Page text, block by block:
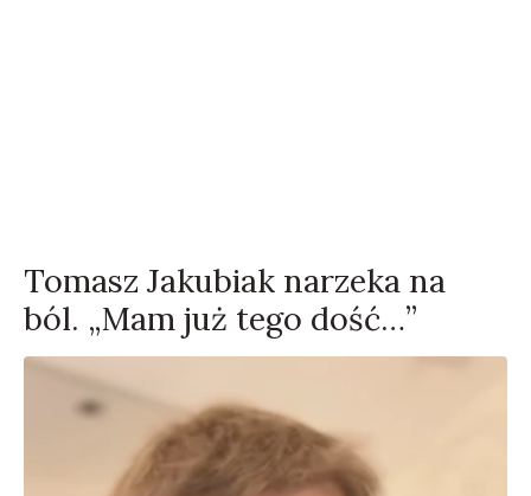
Tomasz Jakubiak narzeka na
ból. „Mam już tego dość…”